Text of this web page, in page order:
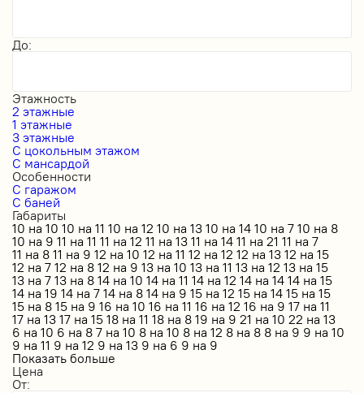
До:
Этажность
2 этажные
1 этажные
3 этажные
С цокольным этажом
С мансардой
Особенности
С гаражом
С баней
Габариты
10 на 10 10 на 11 10 на 12 10 на 13 10 на 14 10 на 7 10 на 8
10 на 9 11 на 11 11 на 12 11 на 13 11 на 14 11 на 21 11 на 7
11 на 8 11 на 9 12 на 10 12 на 11 12 на 12 12 на 13 12 на 15
12 на 7 12 на 8 12 на 9 13 на 10 13 на 11 13 на 12 13 на 15
13 на 7 13 на 8 14 на 10 14 на 11 14 на 12 14 на 14 14 на 15
14 на 19 14 на 7 14 на 8 14 на 9 15 на 12 15 на 14 15 на 15
15 на 8 15 на 9 16 на 10 16 на 11 16 на 12 16 на 9 17 на 11
17 на 13 17 на 15 18 на 11 18 на 8 19 на 9 21 на 10 22 на 13
6 на 10 6 на 8 7 на 10 8 на 10 8 на 12 8 на 8 8 на 9 9 на 10
9 на 11 9 на 12 9 на 13 9 на 6 9 на 9
Показать больше
Цена
От: